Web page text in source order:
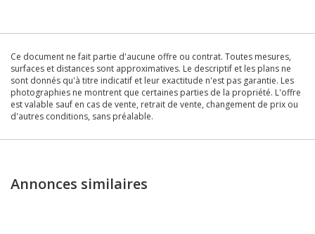
Ce document ne fait partie d'aucune offre ou contrat. Toutes mesures,
surfaces et distances sont approximatives. Le descriptif et les plans ne
sont donnés qu'à titre indicatif et leur exactitude n'est pas garantie. Les
photographies ne montrent que certaines parties de la propriété. L'offre
est valable sauf en cas de vente, retrait de vente, changement de prix ou
d'autres conditions, sans préalable.
Annonces similaires